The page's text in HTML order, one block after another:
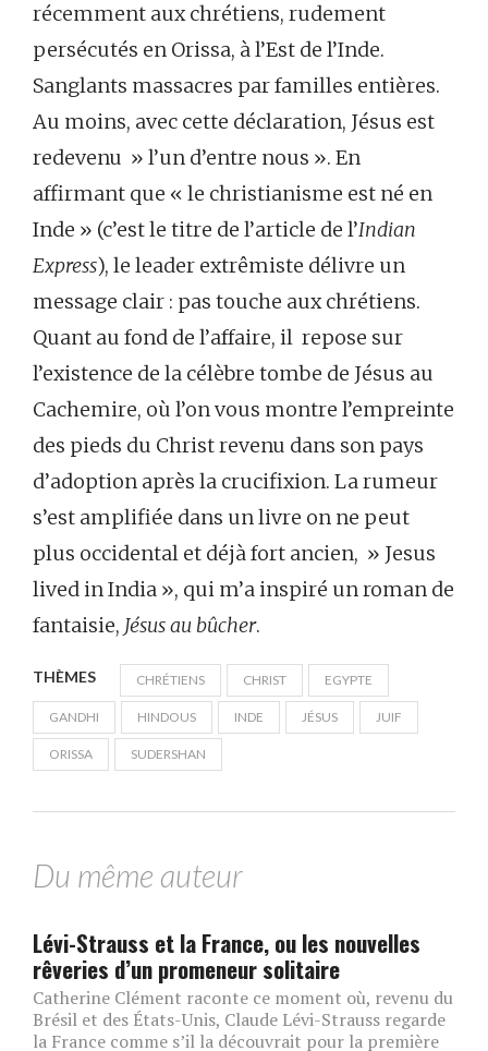
récemment aux chrétiens, rudement
persécutés en Orissa, à l’Est de l’Inde.
Sanglants massacres par familles entières.
Au moins, avec cette déclaration, Jésus est
redevenu » l’un d’entre nous ». En
affirmant que « le christianisme est né en
Inde » (c’est le titre de l’article de l’Indian
Express), le leader extrêmiste délivre un
message clair : pas touche aux chrétiens.
Quant au fond de l’affaire, il repose sur
l’existence de la célèbre tombe de Jésus au
Cachemire, où l’on vous montre l’empreinte
des pieds du Christ revenu dans son pays
d’adoption après la crucifixion. La rumeur
s’est amplifiée dans un livre on ne peut
plus occidental et déjà fort ancien, » Jesus
lived in India », qui m’a inspiré un roman de
fantaisie, Jésus au bûcher.
THÈMES CHRÉTIENS CHRIST EGYPTE
GANDHI HINDOUS INDE JÉSUS JUIF
ORISSA SUDERSHAN
Du même auteur
Lévi-Strauss et la France, ou les nouvelles
rêveries d’un promeneur solitaire
Catherine Clément raconte ce moment où, revenu du
Brésil et des États-Unis, Claude Lévi-Strauss regarde
la France comme s’il la découvrait pour la première